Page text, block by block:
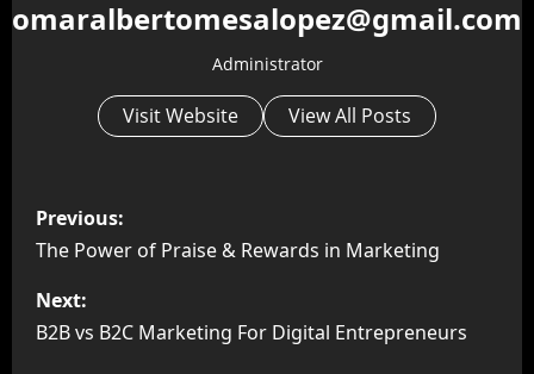
omaralbertomesalopez@gmail.com
Administrator
Visit Website View All Posts
P
o
s
Previous:
The Power of Praise & Rewards in Marketing
Next:
B2B vs B2C Marketing For Digital Entrepreneurs